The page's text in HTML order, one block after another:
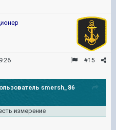
#15
smersh_86
измерение